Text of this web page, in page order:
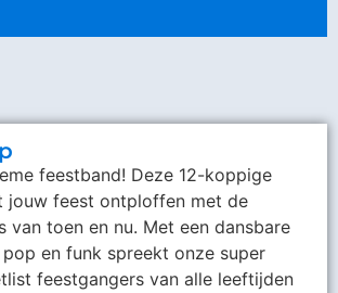
feestband! Deze 12-koppige
jouw feest ontploffen met de
van toen en nu. Met een dansbare
en funk spreekt onze super
feestgangers van alle leeftijden